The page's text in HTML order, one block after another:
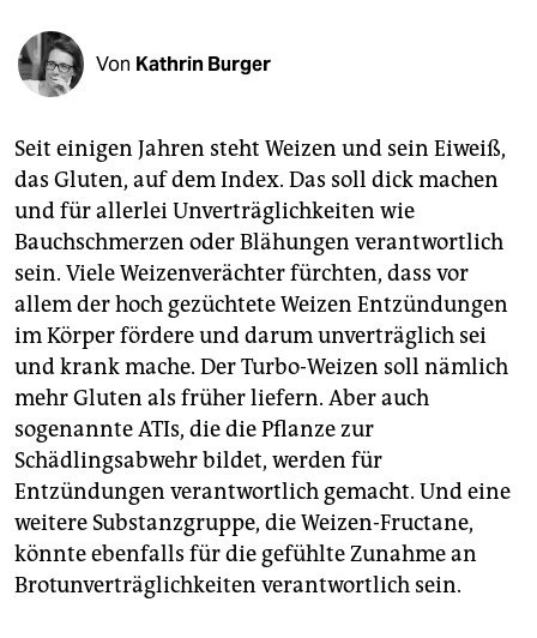
veranstaltungen
shop
unterstützen
abo
genossenschaft
epaper login
Von Kathrin Burger
Seit einigen Jahren steht Weizen und sein Eiweiß,
das Gluten, auf dem Index. Das soll dick machen
und für allerlei Unverträglichkeiten wie
Bauchschmerzen oder Blähungen verantwortlich
sein. Viele Weizenverächter fürchten, dass vor
allem der hoch gezüchtete Weizen Entzündungen
im Körper fördere und darum unverträglich sei
und krank mache. Der Turbo-Weizen soll nämlich
mehr Gluten als früher liefern. Aber auch
sogenannte ATIs, die die Pflanze zur
Schädlingsabwehr bildet, werden für
Entzündungen verantwortlich gemacht. Und eine
weitere Substanzgruppe, die Weizen-Fructane,
könnte ebenfalls für die gefühlte Zunahme an
Brotunverträglichkeiten verantwortlich sein.